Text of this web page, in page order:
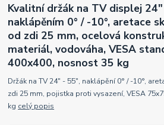
Kvalitní držák na TV displej
naklápěním 0° / -10°, aretace
od zdi 25 mm, ocelová
materiál, vodováha, VESA
400x400, nosnost 35 kg
Držák na TV 24" - 55", naklápění 0° / -10°,
zdi 25 mm, pojistka proti vysazení, VESA
kg celý popis